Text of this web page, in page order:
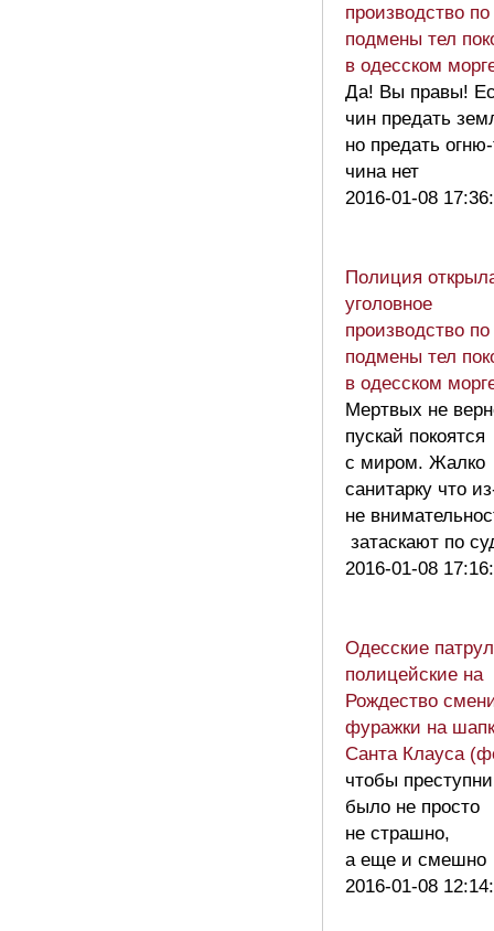
производство
подмены тел
в одесском
Да! Вы правы!
чин предать
но предать огню-
чина нет
2016-01-08
Полиция
уголовное
производство
подмены тел
в одесском
Мертвых не
пускай покоятся
с миром. Жалко
санитарку что
не
затаскают по
2016-01-08
Одесские
полицейские на
Рождество
фуражки на
Санта Клауса
чтобы
было не просто
не страшно,
а еще и
2016-01-08